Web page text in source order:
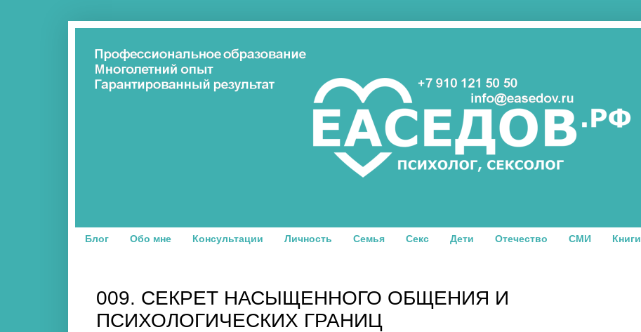
Блог Обо мне Консультации Личность Семья Секс Дети Отечество СМИ Книги
009. СЕКРЕТ НАСЫЩЕННОГО ОБЩЕНИЯ И
ПСИХОЛОГИЧЕСКИХ ГРАНИЦ